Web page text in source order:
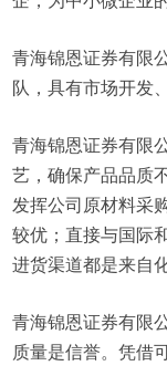
青海锦恩证券有限
队，具有市场开发
青海锦恩证券有限
艺，确保产品品质
发挥公司原材料采
较优；直接与国际
进货渠道都是来自
青海锦恩证券有限
质量是信誉。凭借